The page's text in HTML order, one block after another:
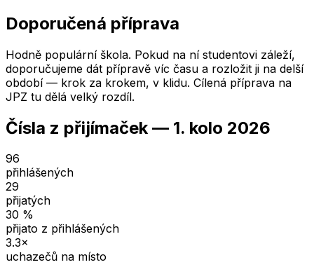
Doporučená příprava
Hodně populární škola. Pokud na ní studentovi záleží,
doporučujeme dát přípravě víc času a rozložit ji na delší
období — krok za krokem, v klidu. Cílená příprava na
JPZ tu dělá velký rozdíl.
Čísla z přijímaček — 1. kolo 2026
96
přihlášených
29
přijatých
30 %
přijato z přihlášených
3.3×
uchazečů na místo